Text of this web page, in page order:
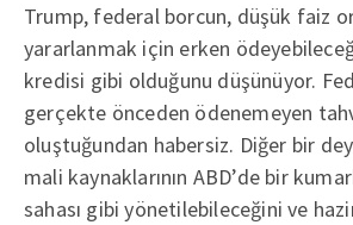
Trump, federal borcun, düşük faiz
yararlanmak için erken
kredisi gibi olduğunu düşünüyor.
gerçekte önceden ödenemeyen
oluştuğundan habersiz. Diğer bir
mali kaynaklarının ABD’de bir
sahası gibi yönetilebileceğini ve